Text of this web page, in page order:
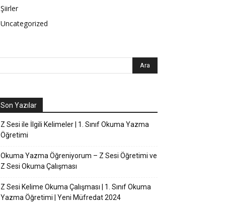
Şiirler
Uncategorized
Son Yazılar
Z Sesi ile İlgili Kelimeler | 1. Sınıf Okuma Yazma
Öğretimi
Okuma Yazma Öğreniyorum – Z Sesi Öğretimi ve
Z Sesi Okuma Çalışması
Z Sesi Kelime Okuma Çalışması | 1. Sınıf Okuma
Yazma Öğretimi | Yeni Müfredat 2024